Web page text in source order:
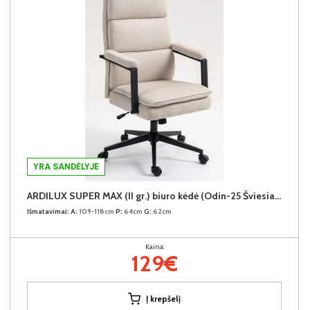
YRA SANDĖLYJE
ARDILUX SUPER MAX (II gr.) biuro kėdė (Odin-25 Šviesiai rudas)
Išmatavimai: A: 109-118cm P: 64cm G: 62cm
Kaina:
129€
Į krepšelį